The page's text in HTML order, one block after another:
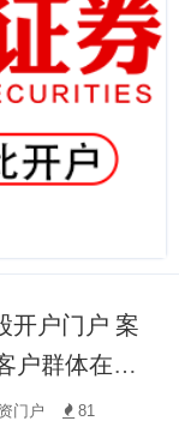
户群体在当
段里使用
门户 81